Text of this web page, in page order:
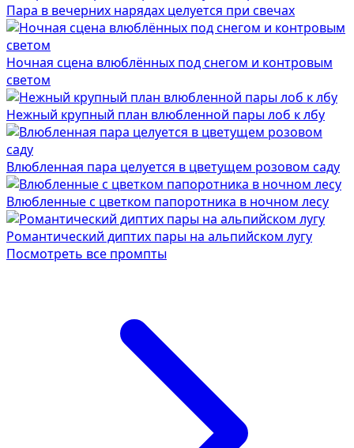
Пара в вечерних нарядах целуется при свечах
Ночная сцена влюблённых под снегом и контровым
светом
Нежный крупный план влюбленной пары лоб к лбу
Влюбленная пара целуется в цветущем розовом саду
Влюбленные с цветком папоротника в ночном лесу
Романтический диптих пары на альпийском лугу
Посмотреть все промпты